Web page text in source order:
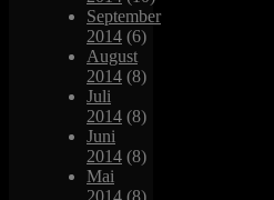
September
2014 (6)
August
2014 (8)
Juli
2014 (8)
Juni
2014 (8)
Mai
2014 (8)